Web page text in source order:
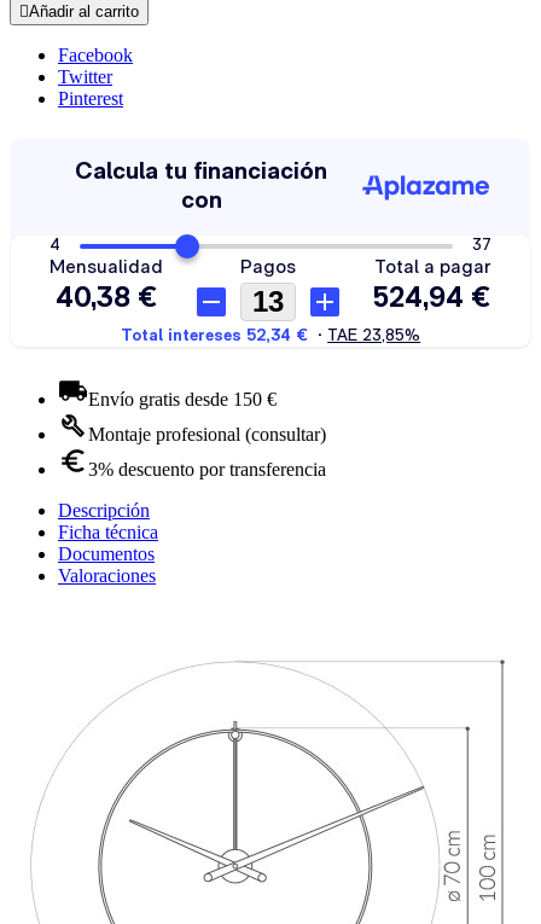
Añadir al carrito
Facebook
Twitter
Pinterest
Envío gratis desde 150 €
Montaje profesional (consultar)
3% descuento por transferencia
Descripción
Ficha técnica
Documentos
Valoraciones